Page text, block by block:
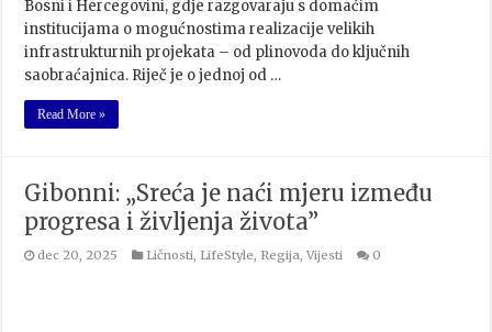
Bosni i Hercegovini, gdje razgovaraju s domaćim
institucijama o mogućnostima realizacije velikih
infrastrukturnih projekata – od plinovoda do ključnih
saobraćajnica. Riječ je o jednoj od …
Read More »
Gibonni: „Sreća je naći mjeru između
progresa i življenja života”
dec 20, 2025 Ličnosti LifeStyle Regija ,Vijesti 0